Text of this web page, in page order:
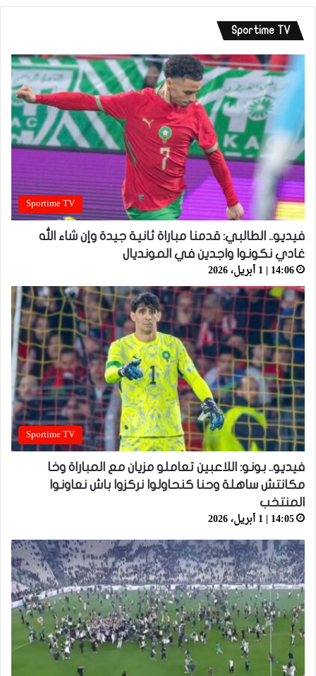
Sportime TV
Sportime TV
فيديو.. الطالبي: قدمنا مباراة ثانية جيدة وإن شاء الله
غادي نكونوا واجدين في المونديال
14:06 | 1 أبريل، 2026
Sportime TV
فيديو.. بونو: اللاعبين تعاملو مزيان مع المباراة وخا
مكانتش ساهلة وحنا كنحاولوا نركزوا باش نعاونوا
المنتخب
14:05 | 1 أبريل، 2026